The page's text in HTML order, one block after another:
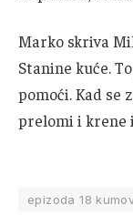
Marko skriva
Stanine kuće.
pomoći. Kad se
prelomi i krene
epizoda 18